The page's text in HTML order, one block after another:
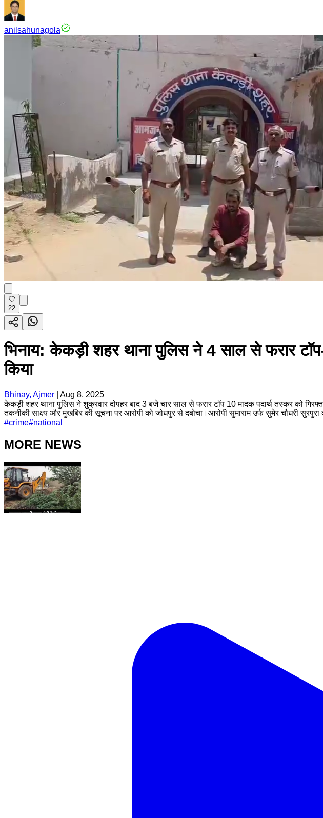
anilsahunagola
22
भिनाय: केकड़ी शहर थाना पुलिस ने 4 साल से फरार
किया
Bhinay, Ajmer
Aug 8, 2025
केकड़ी शहर थाना पुलिस ने शुक्रवार दोपहर बाद 3 बजे चार साल से फरार टॉप 10 मादक पदार्थ तस्कर को
तकनीकी साक्ष्य और मुखबिर की सूचना पर आरोपी को जोधपुर से दबोचा।आरोपी सुमाराम उर्फ सुमेर चौधरी सुरपुरा
#crime#national
MORE NEWS